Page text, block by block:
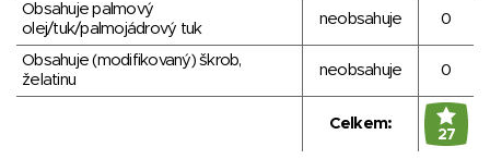
Obsahuje palmový
olej/tuk/palmojádrový tuk
neobsahuje 0
Obsahuje (modifikovaný) škrob,
želatinu
neobsahuje 0
Celkem:
27